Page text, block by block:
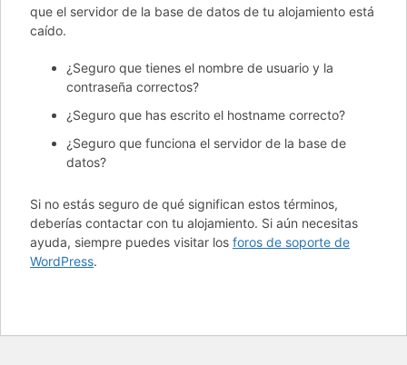
que el servidor de la base de datos de tu alojamiento está
caído.
¿Seguro que tienes el nombre de usuario y la
contraseña correctos?
¿Seguro que has escrito el hostname correcto?
¿Seguro que funciona el servidor de la base de
datos?
Si no estás seguro de qué significan estos términos,
deberías contactar con tu alojamiento. Si aún necesitas
ayuda, siempre puedes visitar los foros de soporte de
WordPress.